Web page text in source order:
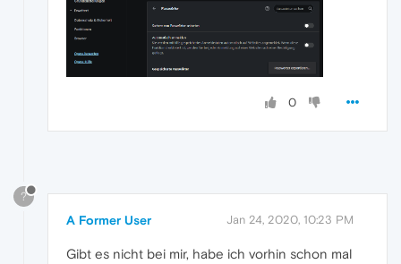
0
?
A Former User Jan 24, 2020, 10:23 PM
Gibt es nicht bei mir, habe ich vorhin schon mal